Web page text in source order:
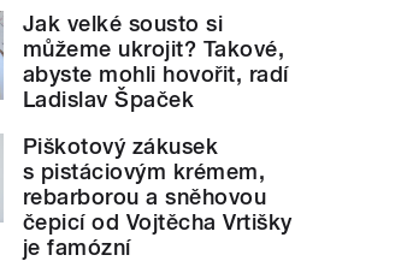
Jak velké sousto si
můžeme ukrojit? Takové,
abyste mohli hovořit, radí
Ladislav Špaček
Piškotový zákusek
s pistáciovým krémem,
rebarborou a sněhovou
čepicí od Vojtěcha Vrtišky
je famózní